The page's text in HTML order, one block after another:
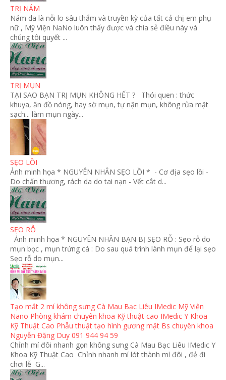
TRỊ NÁM
Nám da là nỗi lo sâu thẩm và truyền kỳ của tất cả chị em phụ
nữ , Mỹ Viện NaNo luôn thấy được và chia sẻ điều này và
chúng tôi quyết ...
TRỊ MỤN
TẠI SAO BẠN TRỊ MỤN KHÔNG HẾT ? Thói quen : thức
khuya, ăn đồ nóng, hay sờ mụn, tự nặn mụn, không rửa mặt
sạch... làm mụn ngày...
SẸO LỒI
Ảnh minh họa * NGUYÊN NHÂN SẸO LỒI * - Cơ địa sẹo lồi -
Do chấn thương, rách da do tai nạn - Vết cắt d...
SẸO RỖ
Ảnh minh họa * NGUYÊN NHÂN BẠN BỊ SẸO RỖ : Sẹo rỗ do
mụn bọc , mụn trứng cá : Do sau quá trình lành mụn để lại sẹo
Sẹo rỗ do mụn...
Tạo mắt 2 mí không sưng Cà Mau Bạc Liêu IMedic Mỹ Viện
Nano Phòng khám chuyên khoa Kỹ thuật cao IMedic Y Khoa
Kỹ Thuật Cao Phẫu thuật tạo hình gương mặt Bs chuyên khoa
Nguyễn Đặng Duy 091 944 94 59
Chỉnh mí đôi nhanh gọn không sưng Cà Mau Bạc Liêu IMedic Y
Khoa Kỹ Thuật Cao Chỉnh nhanh mí lót thành mí đôi , đẻ đi
chơi lễ G...